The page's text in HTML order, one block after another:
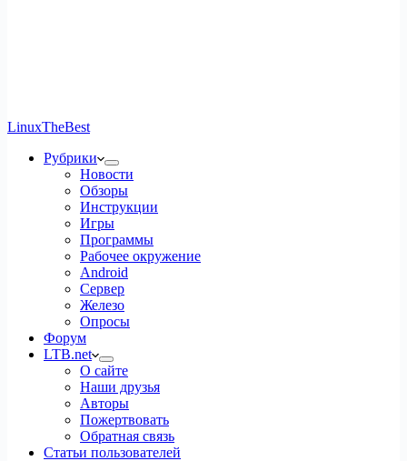
LinuxTheBest
Рубрики
Новости
Обзоры
Инструкции
Игры
Программы
Рабочее окружение
Android
Сервер
Железо
Опросы
Форум
LTB.net
О сайте
Наши друзья
Авторы
Пожертвовать
Обратная связь
Статьи пользователей